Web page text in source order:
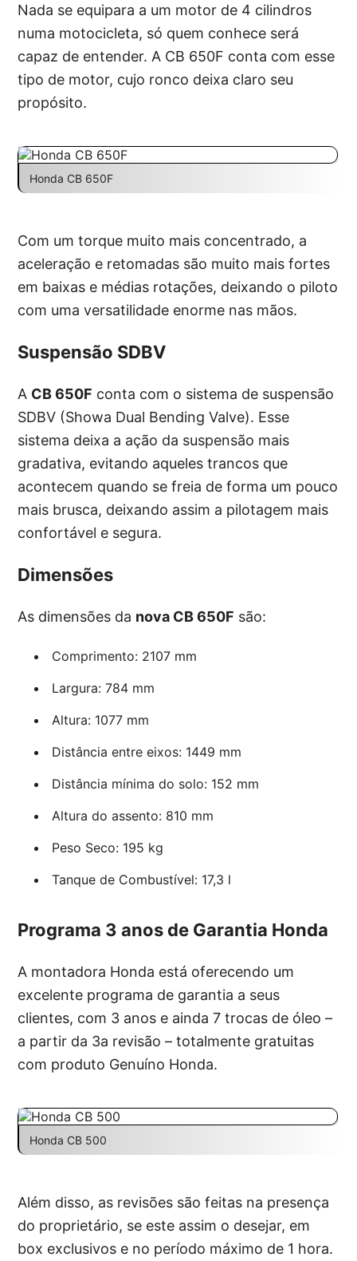
Nada se equipara a um motor de 4 cilindros
numa motocicleta, só quem conhece será
capaz de entender. A CB 650F conta com esse
tipo de motor, cujo ronco deixa claro seu
propósito.
Honda CB 650F
Com um torque muito mais concentrado, a
aceleração e retomadas são muito mais fortes
em baixas e médias rotações, deixando o piloto
com uma versatilidade enorme nas mãos.
Suspensão SDBV
A CB 650F conta com o sistema de suspensão
SDBV (Showa Dual Bending Valve). Esse
sistema deixa a ação da suspensão mais
gradativa, evitando aqueles trancos que
acontecem quando se freia de forma um pouco
mais brusca, deixando assim a pilotagem mais
confortável e segura.
Dimensões
As dimensões da nova CB 650F são:
Comprimento: 2107 mm
Largura: 784 mm
Altura: 1077 mm
Distância entre eixos: 1449 mm
Distância mínima do solo: 152 mm
Altura do assento: 810 mm
Peso Seco: 195 kg
Tanque de Combustível: 17,3 l
Programa 3 anos de Garantia Honda
A montadora Honda está oferecendo um
excelente programa de garantia a seus
clientes, com 3 anos e ainda 7 trocas de óleo –
a partir da 3a revisão – totalmente gratuitas
com produto Genuíno Honda.
Honda CB 500
Além disso, as revisões são feitas na presença
do proprietário, se este assim o desejar, em
box exclusivos e no período máximo de 1 hora.